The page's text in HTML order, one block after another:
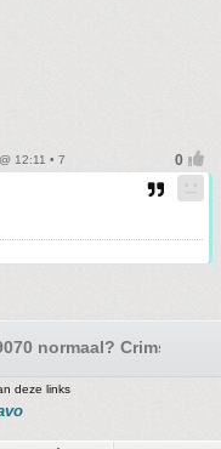
12:11 • 7
normaal? Crimson
deze links